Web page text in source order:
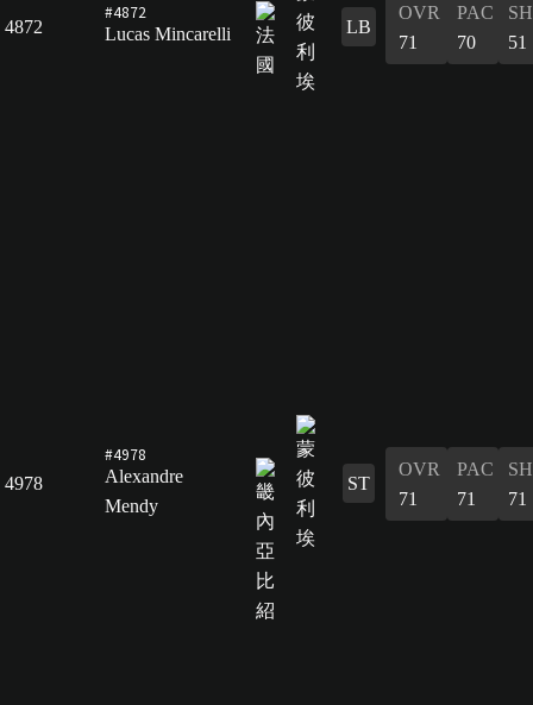
4872
#4872
Lucas Mincarelli
LB
OVR
71
PAC
70
51
4978
#4978
Alexandre
Mendy
ST
OVR
71
PAC
71
71